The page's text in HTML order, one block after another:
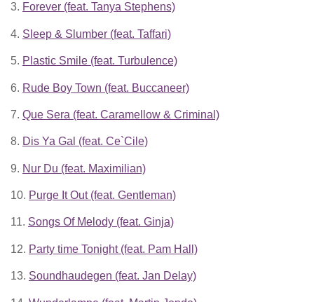
3. Forever (feat. Tanya Stephens)
4. Sleep & Slumber (feat. Taffari)
5. Plastic Smile (feat. Turbulence)
6. Rude Boy Town (feat. Buccaneer)
7. Que Sera (feat. Caramellow & Criminal)
8. Dis Ya Gal (feat. Ce`Cile)
9. Nur Du (feat. Maximilian)
10. Purge It Out (feat. Gentleman)
11. Songs Of Melody (feat. Ginja)
12. Party time Tonight (feat. Pam Hall)
13. Soundhaudegen (feat. Jan Delay)